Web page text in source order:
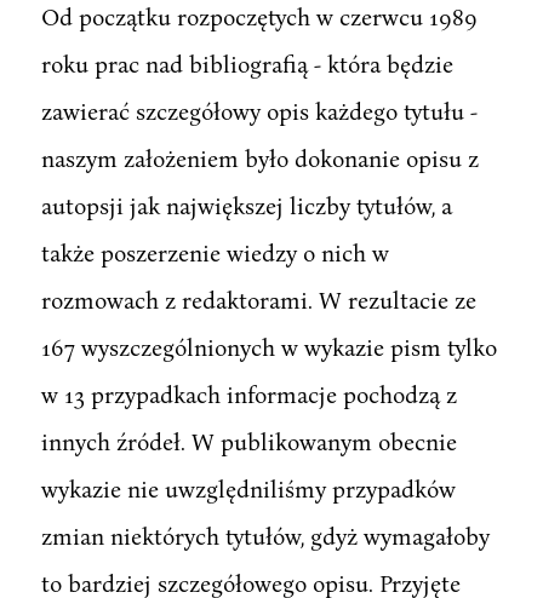
Od początku rozpoczętych w czerwcu 1989
roku prac nad bibliografią - która będzie
zawierać szczegółowy opis każdego tytułu -
naszym założeniem było dokonanie opisu z
autopsji jak największej liczby tytułów, a
także poszerzenie wiedzy o nich w
rozmowach z redaktorami. W rezultacie ze
167 wyszczególnionych w wykazie pism tylko
w 13 przypadkach informacje pochodzą z
innych źródeł. W publikowanym obecnie
wykazie nie uwzględniliśmy przypadków
zmian niektórych tytułów, gdyż wymagałoby
to bardziej szczegółowego opisu. Przyjęte